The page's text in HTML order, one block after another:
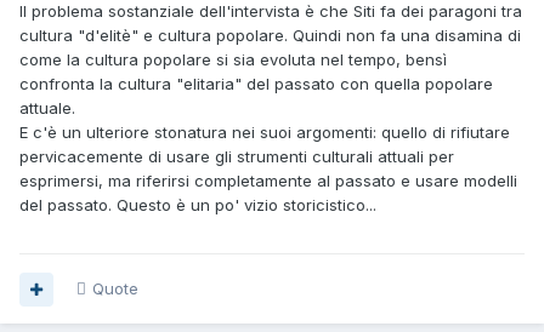
Il problema sostanziale dell'intervista è che Siti fa dei paragoni tra
cultura "d'elitè" e cultura popolare. Quindi non fa una disamina di
come la cultura popolare si sia evoluta nel tempo, bensì
confronta la cultura "elitaria" del passato con quella popolare
attuale.
E c'è un ulteriore stonatura nei suoi argomenti: quello di rifiutare
pervicacemente di usare gli strumenti culturali attuali per
esprimersi, ma riferirsi completamente al passato e usare modelli
del passato. Questo è un po' vizio storicistico...
Quote